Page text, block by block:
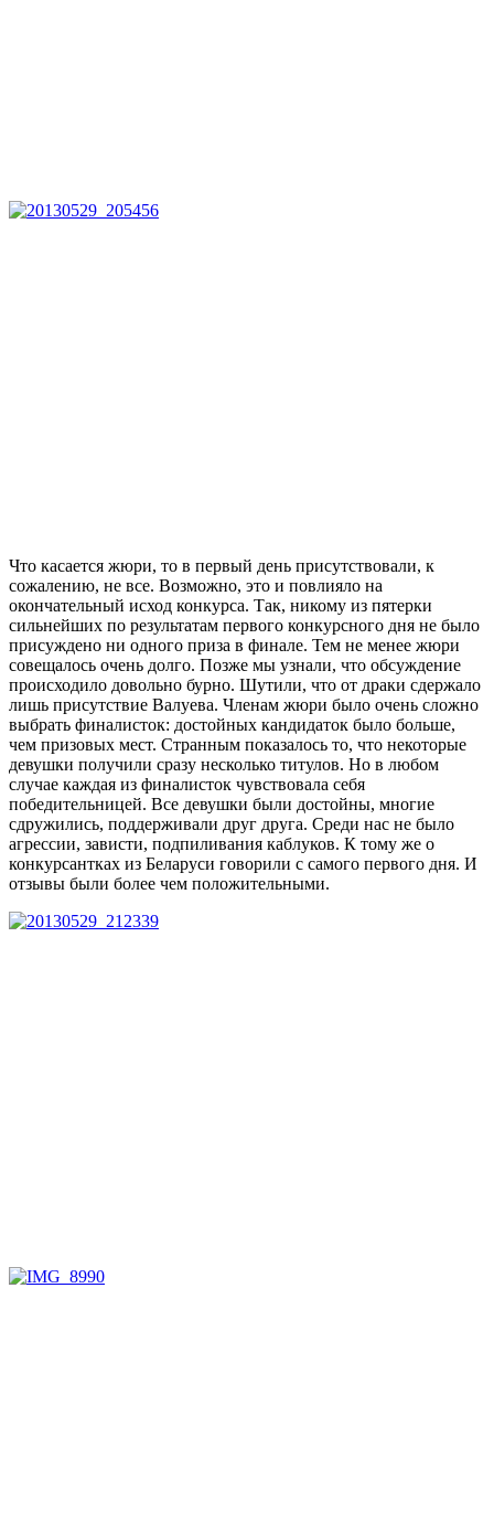
Что касается жюри, то в первый день присутствовали, к
сожалению, не все. Возможно, это и повлияло на
окончательный исход конкурса. Так, никому из пятерки
сильнейших по результатам первого конкурсного дня не было
присуждено ни одного приза в финале. Тем не менее жюри
совещалось очень долго. Позже мы узнали, что обсуждение
происходило довольно бурно. Шутили, что от драки сдержало
лишь присутствие Валуева. Членам жюри было очень сложно
выбрать финалисток: достойных кандидаток было больше,
чем призовых мест. Странным показалось то, что некоторые
девушки получили сразу несколько титулов. Но в любом
случае каждая из финалисток чувствовала себя
победительницей. Все девушки были достойны, многие
сдружились, поддерживали друг друга. Среди нас не было
агрессии, зависти, подпиливания каблуков. К тому же о
конкурсантках из Беларуси говорили с самого первого дня. И
отзывы были более чем положительными.